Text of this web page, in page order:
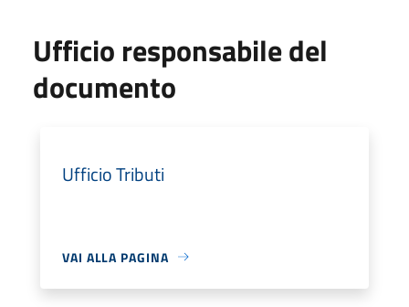
Ufficio responsabile del
documento
Ufficio Tributi
VAI ALLA PAGINA